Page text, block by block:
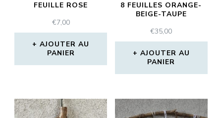
FEUILLE ROSE
€7,00
AJOUTER AU
PANIER
8 FEUILLES ORANGE-
BEIGE-TAUPE
€35,00
AJOUTER AU
PANIER